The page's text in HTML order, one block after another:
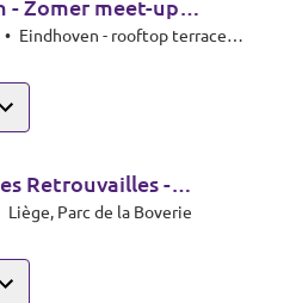
- Zomer meet-up
•
Retrouvailles -
Liège, Parc de la Boverie